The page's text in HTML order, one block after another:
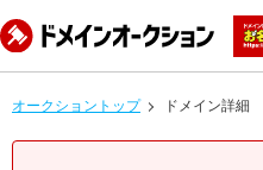
オークショントップ ドメイン詳細